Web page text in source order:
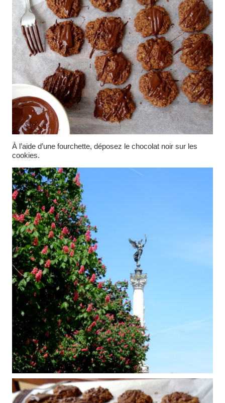
À l’aide d’une fourchette, déposez le chocolat noir sur les
cookies.